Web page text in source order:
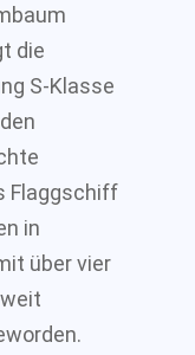
die
S-Klasse
Flaggschiff
in
über vier